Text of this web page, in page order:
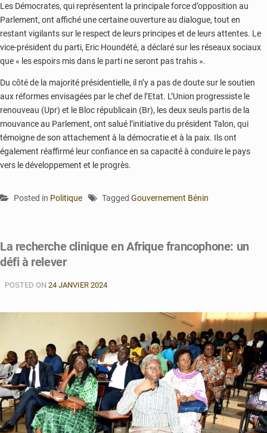
Les Démocrates, qui représentent la principale force d’opposition au
Parlement, ont affiché une certaine ouverture au dialogue, tout en
restant vigilants sur le respect de leurs principes et de leurs attentes. Le
vice-président du parti, Eric Houndété, a déclaré sur les réseaux sociaux
que « les espoirs mis dans le parti ne seront pas trahis ».
Du côté de la majorité présidentielle, il n’y a pas de doute sur le soutien
aux réformes envisagées par le chef de l’Etat. L’Union progressiste le
renouveau (Upr) et le Bloc républicain (Br), les deux seuls partis de la
mouvance au Parlement, ont salué l’initiative du président Talon, qui
témoigne de son attachement à la démocratie et à la paix. Ils ont
également réaffirmé leur confiance en sa capacité à conduire le pays
vers le développement et le progrès.
Posted in Politique Tagged Gouvernement Bénin
La recherche clinique en Afrique francophone: un
défi à relever
POSTED ON 24 JANVIER 2024